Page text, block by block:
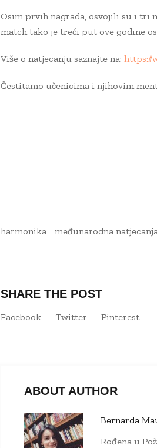
Osim prvih nagrada, osvojili su i tri
match tako je treći put ove godine
Više o natjecanju saznajte na: https://
Čestitamo učenicima i njihovim
harmonika međunarodna
SHARE THE POST
Facebook Twitter Pinterest
ABOUT AUTHOR
Bernarda
Rođena u